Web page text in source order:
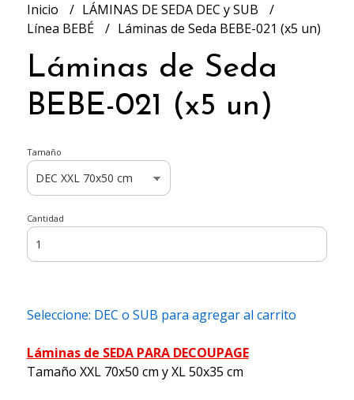
Inicio
LÁMINAS DE SEDA DEC y SUB
Línea BEBÉ
Láminas de Seda BEBE-021 (x5 un)
Láminas de Seda
BEBE-021 (x5 un)
Tamaño
Cantidad
Seleccione: DEC o SUB para agregar al carrito
Láminas de SEDA PARA DECOUPAGE
Tamaño XXL 70x50 cm y XL 50x35 cm